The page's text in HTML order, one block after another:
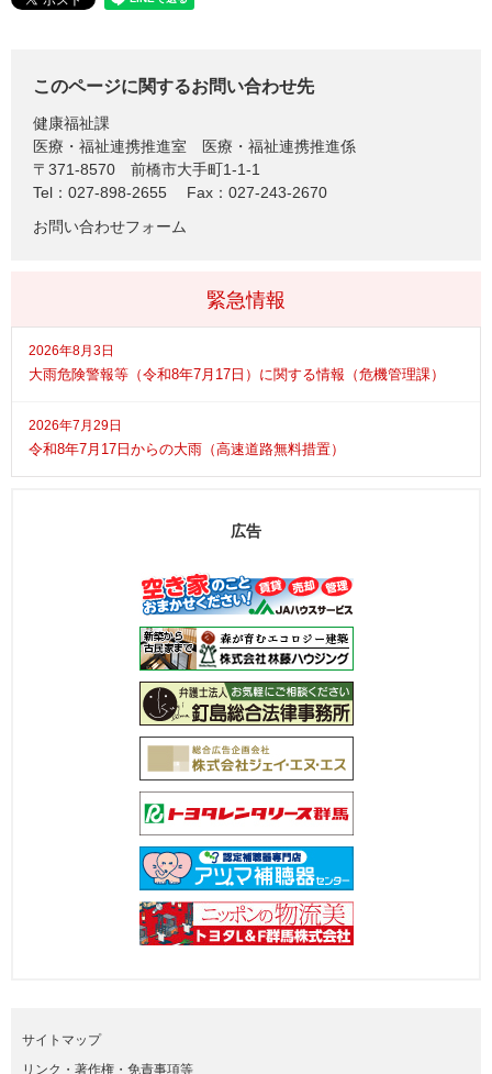
このページに関するお問い合わせ先
健康福祉課
医療・福祉連携推進室 医療・福祉連携推進係
〒371-8570
前橋市大手町1-1-1
Tel：027-898-2655
Fax：027-243-2670
お問い合わせフォーム
緊急情報
2026年8月3日
大雨危険警報等（令和8年7月17日）に関する情報（危機管理課）
2026年7月29日
令和8年7月17日からの大雨（高速道路無料措置）
広告
サイトマップ
リンク・著作権・免責事項等